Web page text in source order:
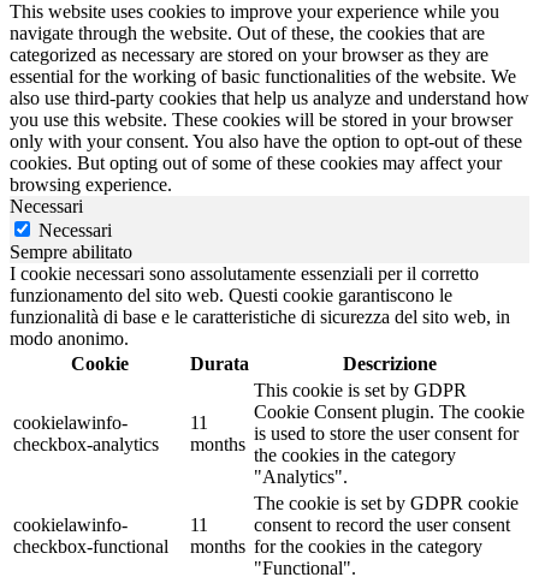
This website uses cookies to improve your experience while you
navigate through the website. Out of these, the cookies that are
categorized as necessary are stored on your browser as they are
essential for the working of basic functionalities of the website. We
also use third-party cookies that help us analyze and understand how
you use this website. These cookies will be stored in your browser
only with your consent. You also have the option to opt-out of these
cookies. But opting out of some of these cookies may affect your
browsing experience.
Necessari
Necessari
Sempre abilitato
I cookie necessari sono assolutamente essenziali per il corretto
funzionamento del sito web. Questi cookie garantiscono le
funzionalità di base e le caratteristiche di sicurezza del sito web, in
modo anonimo.
Cookie
Durata Descrizione
cookielawinfo-
checkbox-analytics
11
months
This cookie is set by GDPR
Cookie Consent plugin. The cookie
is used to store the user consent for
the cookies in the category
"Analytics".
cookielawinfo-
checkbox-functional
11
months
The cookie is set by GDPR cookie
consent to record the user consent
for the cookies in the category
"Functional".